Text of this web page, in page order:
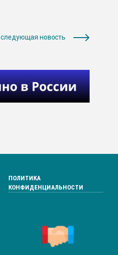
следующая новость
ПОЛИТИКА
КОНФИДЕНЦИАЛЬНОСТИ